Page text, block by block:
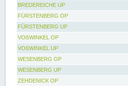
BREDEREICHE UP
FÜRSTENBERG OP
FÜRSTENBERG UP
VOßWINKEL OP
VOßWINKEL UP
WESENBERG OP
WESENBERG UP
ZEHDENICK OP